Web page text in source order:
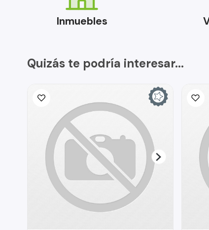
Inmuebles
Quizás te podría interesar...